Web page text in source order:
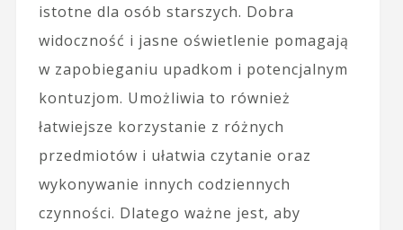
istotne dla osób starszych. Dobra
widoczność i jasne oświetlenie pomagają
w zapobieganiu upadkom i potencjalnym
kontuzjom. Umożliwia to również
łatwiejsze korzystanie z różnych
przedmiotów i ułatwia czytanie oraz
wykonywanie innych codziennych
czynności. Dlatego ważne jest, aby